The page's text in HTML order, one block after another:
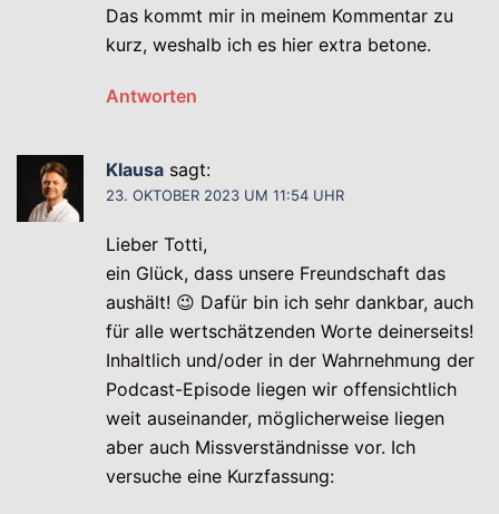
Das kommt mir in meinem Kommentar zu
kurz, weshalb ich es hier extra betone.
Antworten
Klausa sagt:
23. OKTOBER 2023 UM 11:54 UHR
Lieber Totti,
ein Glück, dass unsere Freundschaft das
aushält! 😉 Dafür bin ich sehr dankbar, auch
für alle wertschätzenden Worte deinerseits!
Inhaltlich und/oder in der Wahrnehmung der
Podcast-Episode liegen wir offensichtlich
weit auseinander, möglicherweise liegen
aber auch Missverständnisse vor. Ich
versuche eine Kurzfassung: